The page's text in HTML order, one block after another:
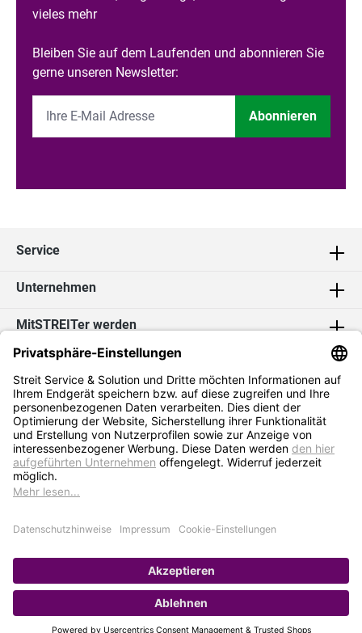
vieles mehr
Bleiben Sie auf dem Laufenden und abonnieren Sie
gerne unseren Newsletter:
Abonnieren
Service
Unternehmen
MitSTREITer werden
Kontakt
Social Media
* Alle Preise exkl. MwSt. zzgl.Versandkosten
Impressum
Hinweisgebersystem
Erklärung zur Barrierefreiheit
Verkauf nur an Selbstständige / Gewerbetreibende. Kein Verkauf an
Privat. Preise gelten nur bei Bestellung im Online-Shop